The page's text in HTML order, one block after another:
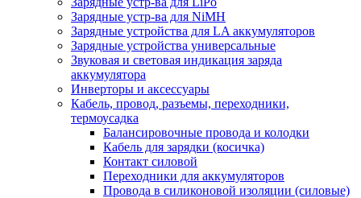
Зарядные устр-ва для NiMH
Зарядные устройства для LA аккумуляторов
Зарядные устройства универсальные
Звуковая и световая индикация заряда
аккумулятора
Инверторы и аксессуары
Кабель, провод, разъемы, переходники,
термоусадка
Балансировочные провода и колодки
Кабель для зарядки (косичка)
Контакт силовой
Переходники для аккумуляторов
Провода в силиконовой изоляции (силовые)